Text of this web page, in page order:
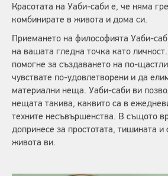
Красотата на Уаби-саби е, че няма
комбинирате в живота и дома си.
Приемането на философията Уаби-
на вашата гледна точка като
помогне за създаването на по-
чувствате по-удовлетворени и да
материални неща. Уаби-саби ви
нещата такива, каквито са в
техните несъвършенства. В същото
допринесе за простотата, тишината и
живота ви.